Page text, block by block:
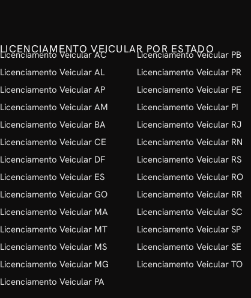
LICENCIAMENTO VEICULAR POR ESTADO
Licenciamento Veicular AC
Licenciamento Veicular AL
Licenciamento Veicular AP
Licenciamento Veicular AM
Licenciamento Veicular BA
Licenciamento Veicular CE
Licenciamento Veicular DF
Licenciamento Veicular ES
Licenciamento Veicular GO
Licenciamento Veicular MA
Licenciamento Veicular MT
Licenciamento Veicular MS
Licenciamento Veicular MG
Licenciamento Veicular PA
Licenciamento Veicular PB
Licenciamento Veicular PR
Licenciamento Veicular PE
Licenciamento Veicular PI
Licenciamento Veicular RJ
Licenciamento Veicular RN
Licenciamento Veicular RS
Licenciamento Veicular RO
Licenciamento Veicular RR
Licenciamento Veicular SC
Licenciamento Veicular SP
Licenciamento Veicular SE
Licenciamento Veicular TO